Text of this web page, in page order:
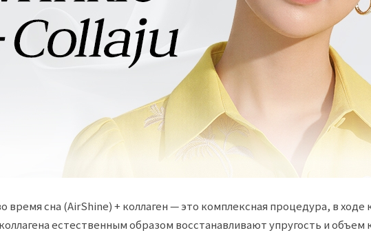
сна (AirShine) + коллаген — это комплексная процедура, в ходе
естественным образом восстанавливают упругость и объем